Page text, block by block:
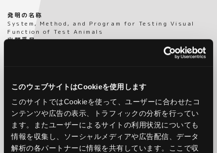
このウェブサイトはCookieを使用します
このサイトではCookieを使って、ユーザーに合わせたコ
ンテンツや広告の表示、トラフィックの分析を行ってい
ます。またユーザーによるサイトの利用状況についても
情報を収集し、ソーシャルメディアや広告配信、データ
解析の各パートナーに情報を共有しています。ここで収
発明の名称
System, Method, and Program for Testing Visual
Function of Test Animals
出願番号
具体的には、所定方向に移動する視覚情報に対向するように被
検動物が配置されている場合に、所定期間取得された同被検動
物の視線方向を示す情報に基づいて時間経過に従って変化する
視線方向の移動速度を決定し、時間経過に従って変化する前記
決定された視線方向の移動速度によって視線方向移動速度の周
波数特性を決定し、前記決定された周波数特性に基づいて同被
検動物の視機能を検査することを特徴とするテクノロジーで
す。